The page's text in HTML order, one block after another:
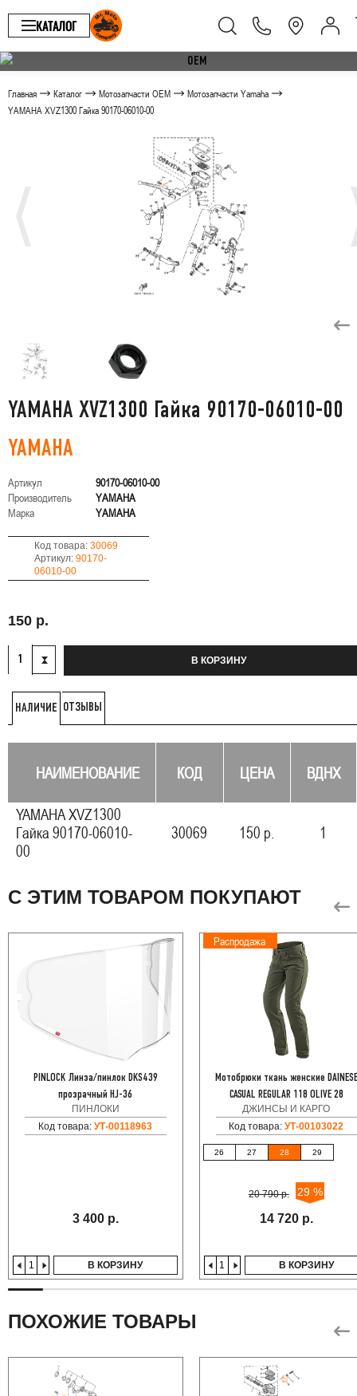
КАТАЛОГ
Главная Каталог Мотозапчасти OEM
Мотозапчасти Yamaha
YAMAHA XVZ1300 Гайка 90170-06010-00
YAMAHA XVZ1300 Гайка 90170-06010-00
YAMAHA
Артикул
90170-06010-00
Производитель
YAMAHA
Марка
YAMAHA
Код товара:30069
Артикул:90170-
06010-00
150 р.
В КОРЗИНУ
НАЛИЧИЕ ОТЗЫВЫ
НАИМЕНОВАНИЕ КОД ЦЕНА ВДНХ
YAMAHA XVZ1300
Гайка 90170-06010-
00
30069 150 р. 1
С ЭТИМ ТОВАРОМ ПОКУПАЮТ
PINLOCK Линза/пинлок DKS439
прозрачный HJ-36
ПИНЛОКИ
Код товара:УТ-00118963
3 400 р.
В КОРЗИНУ
Распродажа
Мотобрюки ткань женские DAINESE
CASUAL REGULAR 118 OLIVE 28
ДЖИНСЫ И КАРГО
Код товара:УТ-00103022
26 27 28 29
20 790 р. 29 %
14 720 р.
В КОРЗИНУ
ПОХОЖИЕ ТОВАРЫ